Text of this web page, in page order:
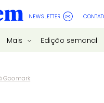
NEWSLETTER
Mais Edição semanal
Goomark